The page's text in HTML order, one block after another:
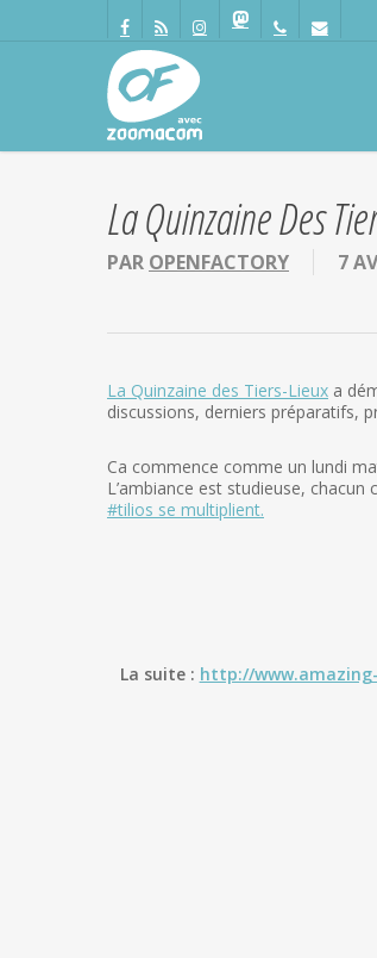
Panneau de gestion des cookies
facebook
RSS instagrammastodonphone email
La Quinzaine Des
PAR OPENFACTORY 7
La Quinzaine des Tiers-Lieux a
discussions, derniers préparatifs,
Ca commence comme un lundi
L’ambiance est studieuse,
#tilios se multiplient.
La suite : http://